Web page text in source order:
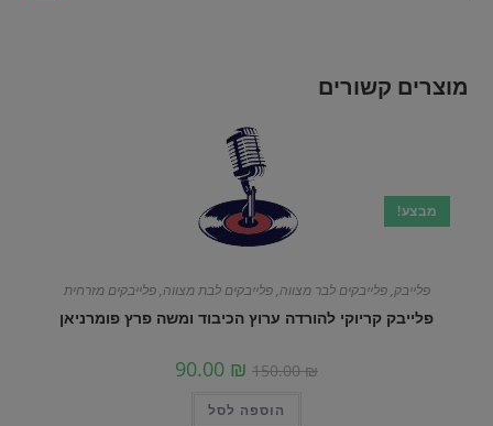
מוצרים קשורים
מבצע!
פלייבק,פלייבקים לבר מצווה,פלייבקים לבת מצווה,פלייבקים מזרחית
פלייבק קריוקי להורדה ערוץ הכיבוד ומשה פרץ פומרניאן
150.00₪
90.00 ₪
הוספה לסל